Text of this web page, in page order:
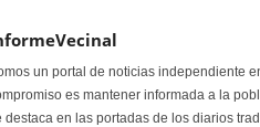
un portal de noticias independiente
es mantener informada a la
destaca en las portadas de los diarios